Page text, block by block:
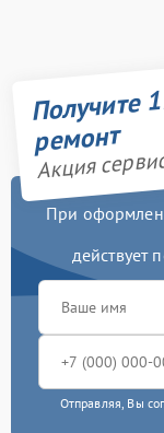
Получите
ремонт
Акция
При
действует
Отправляя, Вы